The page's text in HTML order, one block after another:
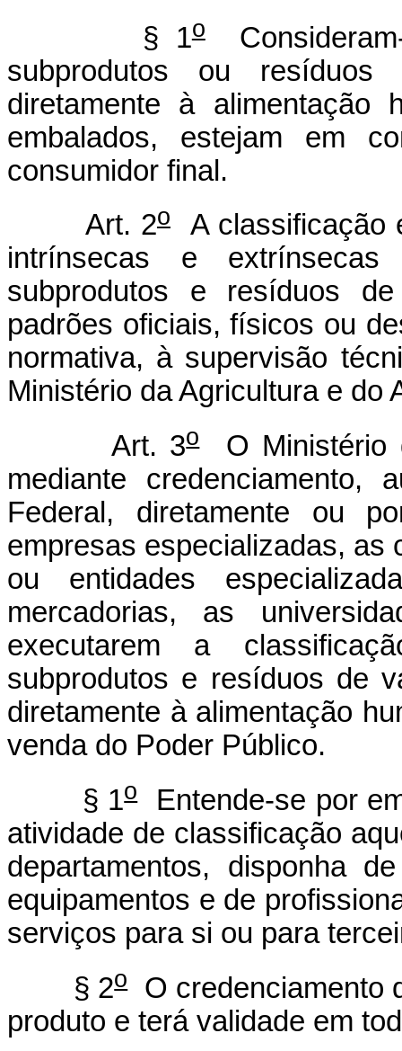
§ 1o
subprodutos ou resíduos
diretamente à alimentação
embalados, estejam em
consumidor final.
Art. 2oA classificação
intrínsecas e
subprodutos e resíduos
padrões oficiais, físicos ou
normativa, à supervisão
Ministério da Agricultura e do
Art. 3oO Ministério
mediante
Federal, diretamente ou
empresas especializadas, as
ou entidades
mercadorias, as
executarem a
subprodutos e resíduos de
diretamente à alimentação
venda do Poder Público.
§ 1oEntende-se por
atividade de classificação
departamentos, disponha
equipamentos e de
serviços para si ou para
§ 2oO credenciamento
produto e terá validade em